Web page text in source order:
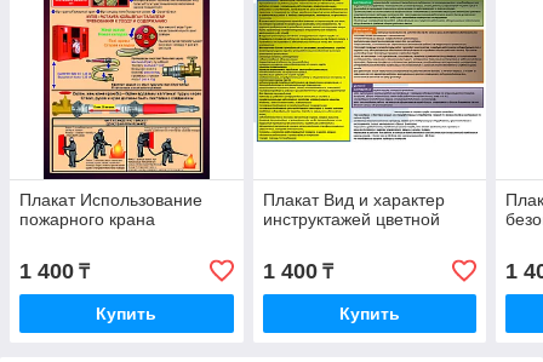
Плакат Использование
пожарного крана
1 400 ₸
Купить
Плакат Вид и характер
инструктажей цветной
1 400₸
Купить
1